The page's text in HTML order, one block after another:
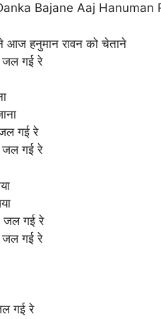
Bajane Aaj Hanuman
हनुमान रावन को चेताने
गई रे
गई रे
गई रे
जल गई रे
गई रे
गई रे